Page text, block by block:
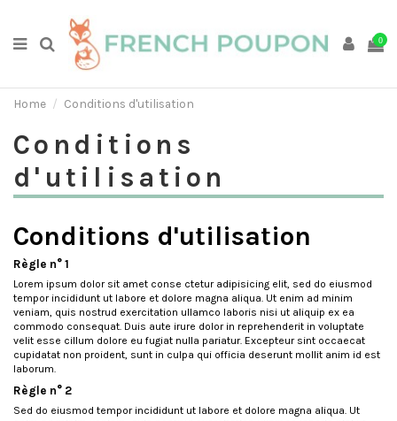
0
Home Conditions d'utilisation
Conditions
d'utilisation
Conditions d'utilisation
Règle n° 1
Lorem ipsum dolor sit amet conse ctetur adipisicing elit, sed do eiusmod
tempor incididunt ut labore et dolore magna aliqua. Ut enim ad minim
veniam, quis nostrud exercitation ullamco laboris nisi ut aliquip ex ea
commodo consequat. Duis aute irure dolor in reprehenderit in voluptate
velit esse cillum dolore eu fugiat nulla pariatur. Excepteur sint occaecat
cupidatat non proident, sunt in culpa qui officia deserunt mollit anim id est
laborum.
Règle n° 2
Sed do eiusmod tempor incididunt ut labore et dolore magna aliqua. Ut